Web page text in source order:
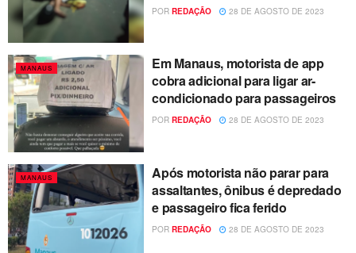
POR REDAÇÃO 28 DE AGOSTO DE 2023
MANAUS
Em Manaus, motorista de app
cobra adicional para ligar ar-
condicionado para passageiros
POR REDAÇÃO 28 DE AGOSTO DE 2023
MANAUS
Após motorista não parar para
assaltantes, ônibus é depredado
e passageiro fica ferido
POR REDAÇÃO 28 DE AGOSTO DE 2023